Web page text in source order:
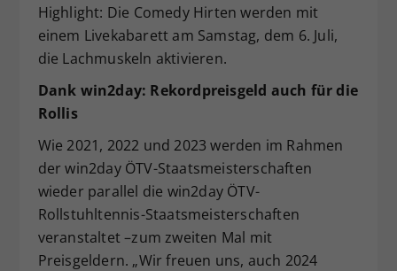
Highlight: Die Comedy Hirten werden mit
einem Livekabarett am Samstag, dem 6. Juli,
die Lachmuskeln aktivieren.
Dank win2day: Rekordpreisgeld auch für die
Rollis
Wie 2021, 2022 und 2023 werden im Rahmen
der win2day ÖTV-Staatsmeisterschaften
wieder parallel die win2day ÖTV-
Rollstuhltennis-Staatsmeisterschaften
veranstaltet –zum zweiten Mal mit
Preisgeldern. „Wir freuen uns, auch 2024